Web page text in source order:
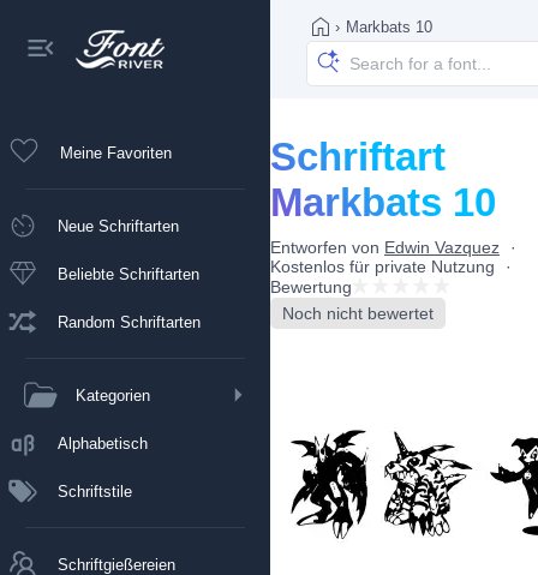
Meine Favoriten
Neue Schriftarten
Beliebte Schriftarten
Random Schriftarten
Kategorien
Alphabetisch
Schriftstile
Schriftgießereien
› Markbats 10
Schriftart
Markbats 10
Entworfen von Edwin Vazquez
Kostenlos für private Nutzung
Bewertung
Noch nicht bewertet